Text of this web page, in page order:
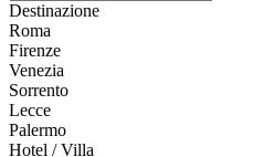
Destinazione
Roma
Firenze
Venezia
Sorrento
Lecce
Palermo
Hotel / Villa